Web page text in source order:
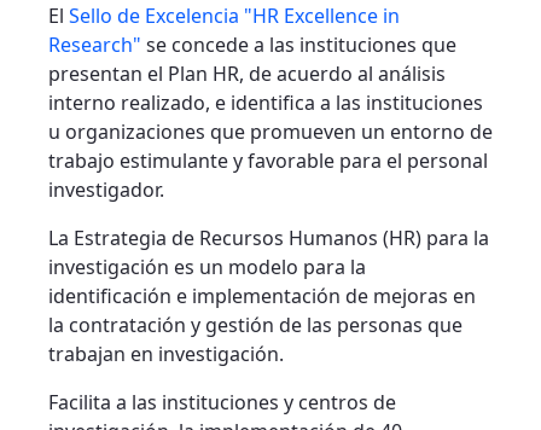
El Sello de Excelencia "HR Excellence in
Research" se concede a las instituciones que
presentan el Plan HR, de acuerdo al análisis
interno realizado, e identifica a las instituciones
u organizaciones que promueven un entorno de
trabajo estimulante y favorable para el personal
investigador.
La Estrategia de Recursos Humanos (HR) para la
investigación es un modelo para la
identificación e implementación de mejoras en
la contratación y gestión de las personas que
trabajan en investigación.
Facilita a las instituciones y centros de